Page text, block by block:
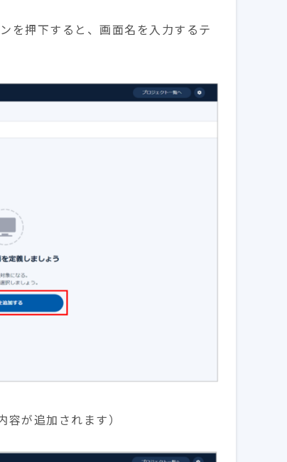
を押下すると、画面名を入力するテ
が追加されます）